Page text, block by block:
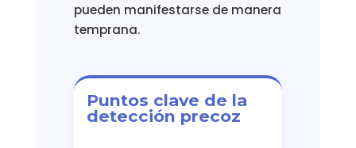
pueden manifestarse de manera
temprana.
Puntos clave de la
detección precoz